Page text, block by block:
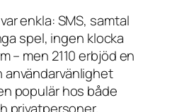
enkla: SMS, samtal
spel, ingen klocka
– men 2110 erbjöd en
populär hos både